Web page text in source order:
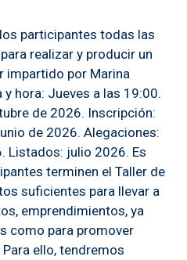
participantes todas las
realizar y producir un
impartido por Marina
y hora: Jueves a las 19:00.
de 2026. Inscripción:
de 2026. Alegaciones:
Listados: julio 2026. Es
terminen el Taller de
suficientes para llevar a
emprendimientos, ya
como para promover
ello, tendremos